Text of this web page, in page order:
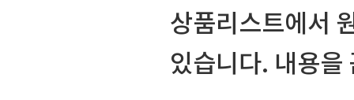
상품리스트에서
있습니다. 내용을